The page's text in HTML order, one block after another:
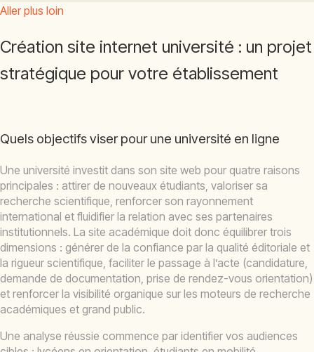
Aller plus loin
Création site internet université : un projet
stratégique pour votre établissement
Quels objectifs viser pour une université en ligne
Une université investit dans son site web pour quatre raisons
principales : attirer de nouveaux étudiants, valoriser sa
recherche scientifique, renforcer son rayonnement
international et fluidifier la relation avec ses partenaires
institutionnels. La site académique doit donc équilibrer trois
dimensions : générer de la confiance par la qualité éditoriale et
la rigueur scientifique, faciliter le passage à l’acte (candidature,
demande de documentation, prise de rendez-vous orientation)
et renforcer la visibilité organique sur les moteurs de recherche
académiques et grand public.
Une analyse réussie commence par identifier vos audiences